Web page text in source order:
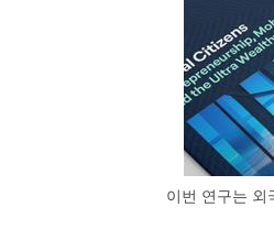
이번 연구는 외